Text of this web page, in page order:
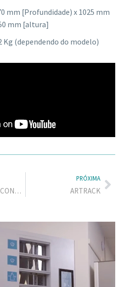
mm [Profundidade) x 1025 mm
mm [altura]
Kg (dependendo do modelo)
PROJETOS DE ECONOMIA CIRCULAR
PRÓXIMA
ARTRACK